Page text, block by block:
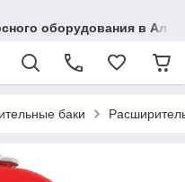
оборудования в
баки